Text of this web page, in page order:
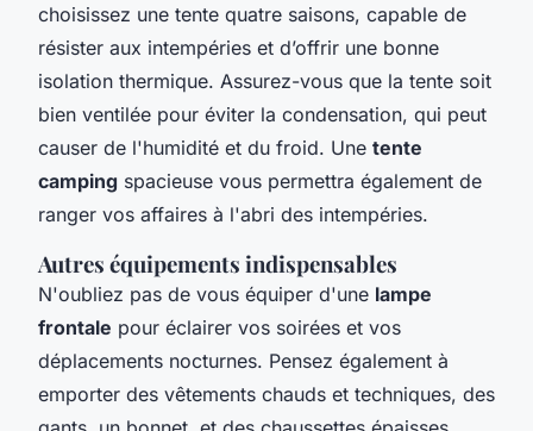
choisissez une tente quatre saisons, capable de
résister aux intempéries et d’offrir une bonne
isolation thermique. Assurez-vous que la tente soit
bien ventilée pour éviter la condensation, qui peut
causer de l'humidité et du froid. Une tente
camping spacieuse vous permettra également de
ranger vos affaires à l'abri des intempéries.
Autres équipements indispensables
N'oubliez pas de vous équiper d'une lampe
frontale pour éclairer vos soirées et vos
déplacements nocturnes. Pensez également à
emporter des vêtements chauds et techniques, des